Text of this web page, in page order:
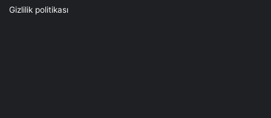
Gizlilik politikası